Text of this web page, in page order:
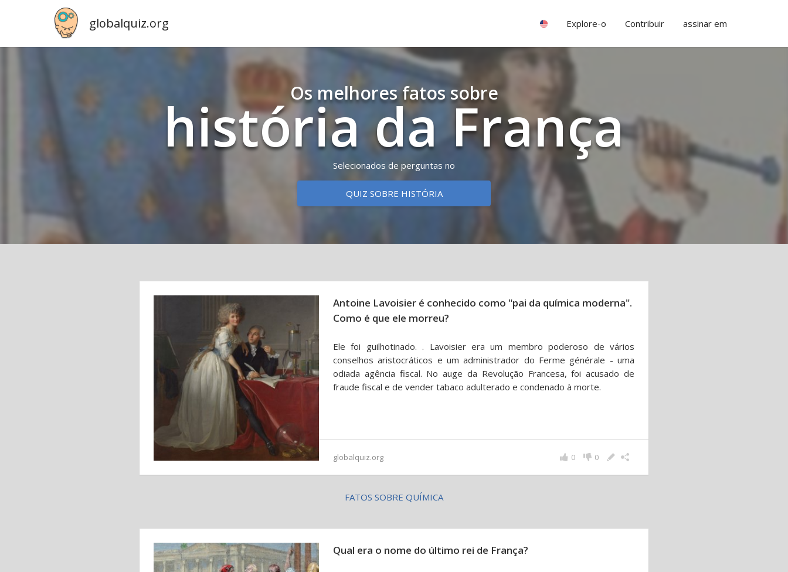
globalquiz.org Explore-o Contribuir assinar em
Os melhores fatos sobre
história da França
Selecionados de perguntas no
QUIZ SOBRE HISTÓRIA
Antoine Lavoisier é conhecido como "pai da química moderna".
Como é que ele morreu?
Ele foi guilhotinado. . Lavoisier era um membro poderoso de vários
conselhos aristocráticos e um administrador do Ferme générale - uma
odiada agência fiscal. No auge da Revolução Francesa, foi acusado de
fraude fiscal e de vender tabaco adulterado e condenado à morte.
globalquiz.org 0
0
FATOS SOBRE QUÍMICA
Qual era o nome do último rei de França?